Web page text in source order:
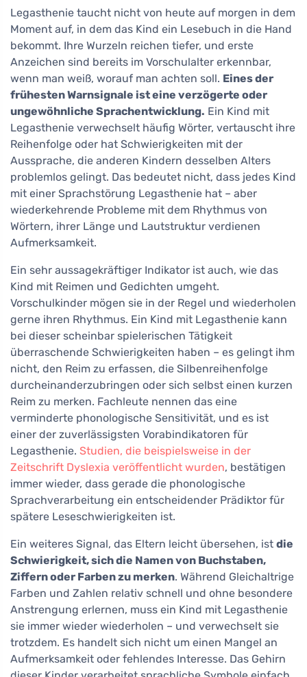
Legasthenie taucht nicht von heute auf morgen in dem
Moment auf, in dem das Kind ein Lesebuch in die Hand
bekommt. Ihre Wurzeln reichen tiefer, und erste
Anzeichen sind bereits im Vorschulalter erkennbar,
wenn man weiß, worauf man achten soll. Eines der
frühesten Warnsignale ist eine verzögerte oder
ungewöhnliche Sprachentwicklung. Ein Kind mit
Legasthenie verwechselt häufig Wörter, vertauscht ihre
Reihenfolge oder hat Schwierigkeiten mit der
Aussprache, die anderen Kindern desselben Alters
problemlos gelingt. Das bedeutet nicht, dass jedes Kind
mit einer Sprachstörung Legasthenie hat – aber
wiederkehrende Probleme mit dem Rhythmus von
Wörtern, ihrer Länge und Lautstruktur verdienen
Aufmerksamkeit.
Ein sehr aussagekräftiger Indikator ist auch, wie das
Kind mit Reimen und Gedichten umgeht.
Vorschulkinder mögen sie in der Regel und wiederholen
gerne ihren Rhythmus. Ein Kind mit Legasthenie kann
bei dieser scheinbar spielerischen Tätigkeit
überraschende Schwierigkeiten haben – es gelingt ihm
nicht, den Reim zu erfassen, die Silbenreihenfolge
durcheinanderzubringen oder sich selbst einen kurzen
Reim zu merken. Fachleute nennen das eine
verminderte phonologische Sensitivität, und es ist
einer der zuverlässigsten Vorabindikatoren für
Legasthenie. Studien, die beispielsweise in der
Zeitschrift Dyslexia veröffentlicht wurden, bestätigen
immer wieder, dass gerade die phonologische
Sprachverarbeitung ein entscheidender Prädiktor für
spätere Leseschwierigkeiten ist.
Ein weiteres Signal, das Eltern leicht übersehen, ist die
Schwierigkeit, sich die Namen von Buchstaben,
Ziffern oder Farben zu merken. Während Gleichaltrige
Farben und Zahlen relativ schnell und ohne besondere
Anstrengung erlernen, muss ein Kind mit Legasthenie
sie immer wieder wiederholen – und verwechselt sie
trotzdem. Es handelt sich nicht um einen Mangel an
Aufmerksamkeit oder fehlendes Interesse. Das Gehirn